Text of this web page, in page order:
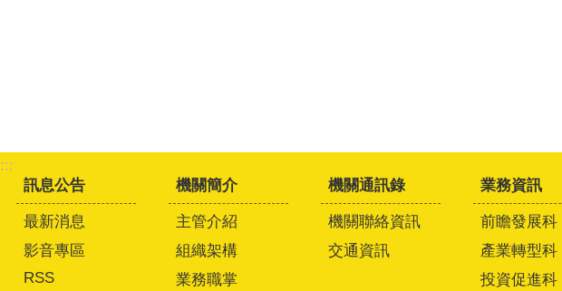
:::
訊息公告
最新消息
影音專區
RSS
機關簡介
主管介紹
組織架構
業務職掌
機關通訊錄
機關聯絡資訊
交通資訊
業務資訊
前瞻發展科
產業轉型科
投資促進科